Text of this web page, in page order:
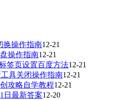
换操作指南12-21
操作指南12-21
签页设置百度方法12-21
具关闭操作指南12-21
攻略自学教程12-21
日最新答案12-20